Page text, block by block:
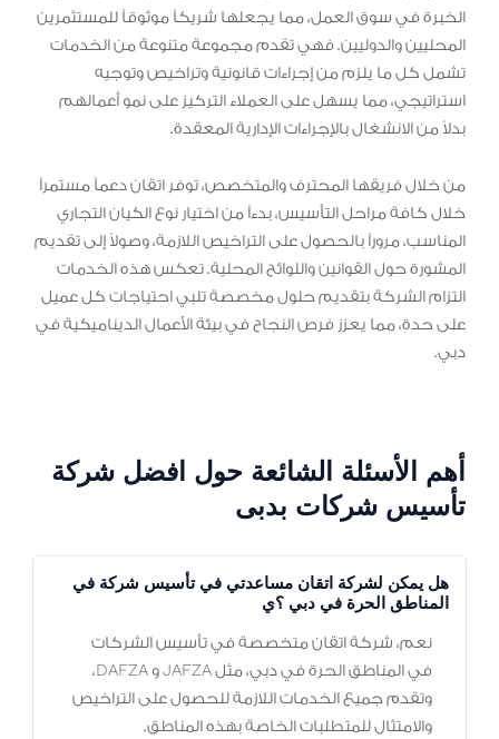
الخبرة في سوق العمل، مما يجعلها شريكاً موثوقاً للمستثمرين
المحليين والدوليين. فهي تقدم مجموعة متنوعة من الخدمات
تشمل كل ما يلزم من إجراءات قانونية وتراخيص وتوجيه
استراتيجي، مما يسهل على العملاء التركيز على نمو أعمالهم
بدلاً من الانشغال بالإجراءات الإدارية المعقدة.
من خلال فريقها المحترف والمتخصص، توفر اتقان دعماً مستمراً
خلال كافة مراحل التأسيس، بدءاً من اختيار نوع الكيان التجاري
المناسب، مروراً بالحصول على التراخيص اللازمة، وصولاً إلى تقديم
المشورة حول القوانين واللوائح المحلية. تعكس هذه الخدمات
التزام الشركة بتقديم حلول مخصصة تلبي احتياجات كل عميل
على حدة، مما يعزز فرص النجاح في بيئة الأعمال الديناميكية في
دبي.
أهم الأسئلة الشائعة حول افضل شركة
تأسيس شركات بدبى
هل يمكن لشركة اتقان مساعدتي في تأسيس شركة في
المناطق الحرة في دبي ؟ي
نعم، شركة اتقان متخصصة في تأسيس الشركات
في المناطق الحرة في دبي، مثل JAFZA و DAFZA،
وتقدم جميع الخدمات اللازمة للحصول على التراخيص
والامتثال للمتطلبات الخاصة بهذه المناطق.